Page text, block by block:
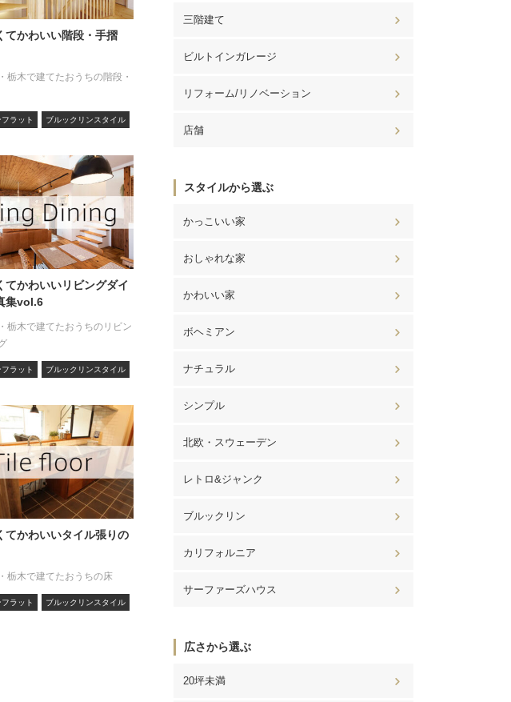
てかわいい階段・手摺
栃木で建てたおうちの階段・
ラット ブルックリンスタイル
てかわいいリビングダイ
集vol.6
栃木で建てたおうちのリビン
ラット ブルックリンスタイル
てかわいいタイル張りの
栃木で建てたおうちの床
ラット ブルックリンスタイル
三階建て
ビルトインガレージ
リフォーム/リノベーション
店舗
スタイルから選ぶ
かっこいい家
おしゃれな家
かわいい家
ボヘミアン
ナチュラル
シンプル
北欧・スウェーデン
レトロ&ジャンク
ブルックリン
カリフォルニア
サーファーズハウス
広さから選ぶ
20坪未満